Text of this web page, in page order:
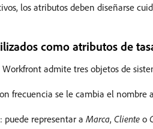
los atributos deben diseñarse
como atributos de
admite tres objetos de
frecuencia se le cambia el nombre
: puede representar a Marca, Cliente o